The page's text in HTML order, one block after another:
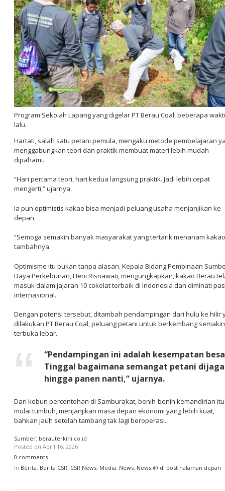
Program Sekolah Lapang yang digelar PT Berau Coal, beberapa
lalu.
Hartati, salah satu petani pemula, mengaku metode pembelajaran
menggabungkan teori dan praktik membuat materi lebih mudah
dipahami.
“Hari pertama teori, hari kedua langsung praktik. Jadi lebih cepat
mengerti,” ujarnya.
Ia pun optimistis kakao bisa menjadi peluang usaha menjanjikan ke
depan.
“Semoga semakin banyak masyarakat yang tertarik menanam
tambahnya.
Optimisme itu bukan tanpa alasan. Kepala Bidang Pembinaan
Daya Perkebunan, Heni Risnawati, mengungkapkan, kakao Berau
masuk dalam jajaran 10 cokelat terbaik di Indonesia dan diminati
internasional.
Dengan potensi tersebut, ditambah pendampingan dari hulu ke hilir
dilakukan PT Berau Coal, peluang petani untuk berkembang semakin
terbuka lebar.
“Pendampingan ini adalah kesempatan
Tinggal bagaimana semangat petani dijaga
hingga panen nanti,” ujarnya.
Dari kebun percontohan di Samburakat, benih-benih kemandirian
mulai tumbuh, menjanjikan masa depan ekonomi yang lebih kuat,
bahkan jauh setelah tambang tak lagi beroperasi.
Sumber: berauterkini.co.id
Posted on April 16, 2026
0 comments
in Berita, Berita CSR, CSR News, Media, News, News @id, post halaman depan